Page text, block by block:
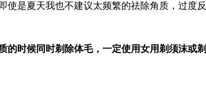
即使是夏天我也不建议太频繁的祛除角质，过度
的时候同时剃除体毛，一定使用女用剃须沫或